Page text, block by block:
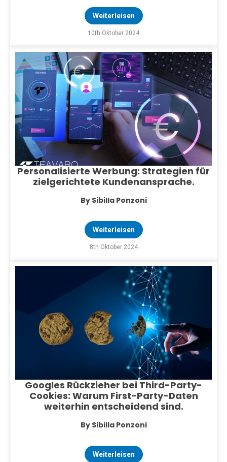
Weiterleisen
10th Oktober 2024
Personalisierte Werbung: Strategien für
zielgerichtete Kundenansprache.
By Sibilla Ponzoni
Weiterleisen
8th Oktober 2024
Googles Rückzieher bei Third-Party-
Cookies: Warum First-Party-Daten
weiterhin entscheidend sind.
By Sibilla Ponzoni
Weiterleisen